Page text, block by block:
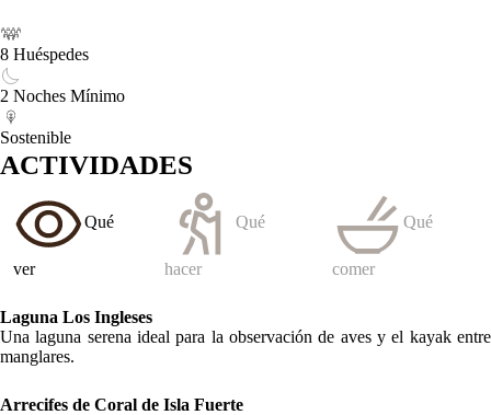
8 Huéspedes
2 Noches Mínimo
Sostenible
ACTIVIDADES
Qué
ver
Qué
hacer
Qué
comer
Laguna Los Ingleses
Una laguna serena ideal para la observación de aves y el kayak entre
manglares.
Arrecifes de Coral de Isla Fuerte